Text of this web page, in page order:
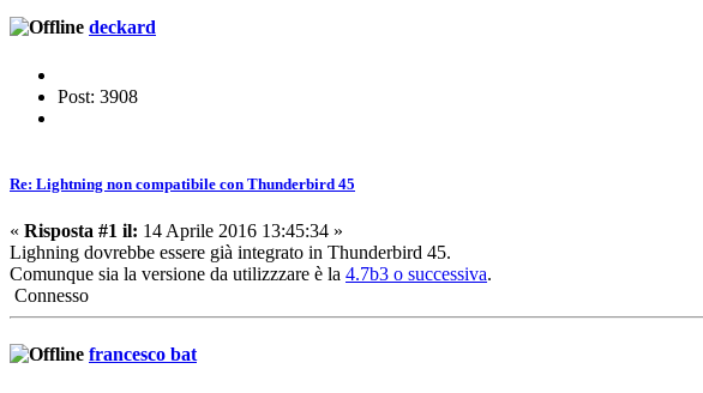
deckard
Post: 3908
Re: Lightning non compatibile con Thunderbird 45
« Risposta #1 il: 14 Aprile 2016 13:45:34 »
Lighning dovrebbe essere già integrato in Thunderbird 45.
Comunque sia la versione da utilizzzare è la 4.7b3 o successiva.
Connesso
francesco bat